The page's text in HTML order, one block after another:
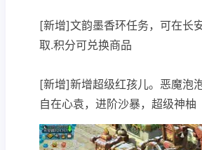
[新增]文韵墨香环任务，可在长
取.积分可兑换商品
[新增]新增超级红孩儿。恶魔泡
自在心袁，进阶沙暴，超级神柚